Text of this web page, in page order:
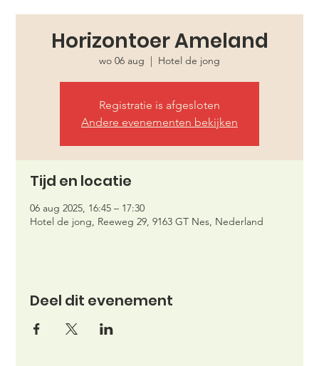
Horizontoer Ameland
wo 06 aug
  |
Hotel de jong
Registratie is afgesloten
Andere evenementen bekijken
Tijd en locatie
06 aug 2025, 16:45 – 17:30
Hotel de jong, Reeweg 29, 9163 GT Nes, Nederland
Deel dit evenement